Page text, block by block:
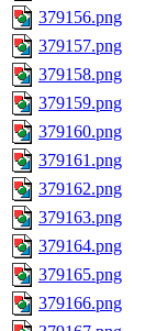
379156.png
379157.png
379158.png
379159.png
379160.png
379161.png
379162.png
379163.png
379164.png
379165.png
379166.png